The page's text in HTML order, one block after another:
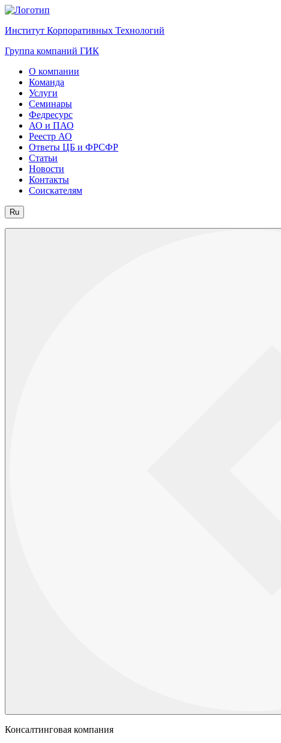
Институт Корпоративных Технологий
Группа компаний ГИК
О компании
Команда
Услуги
Семинары
Федресурс
АО и ПАО
Реестр АО
Ответы ЦБ и ФРСФР
Статьи
Новости
Контакты
Соискателям
Ru
Консалтинговая компания